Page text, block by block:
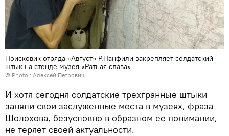
Поисковик отряда «Август» Р.Панфили закрепляет солдатский
штык на стенде музея «Ратная слава»
© Photo : Алексей Петрович
И хотя сегодня солдатские трехгранные штыки
заняли свои заслуженные места в музеях, фраза
Шолохова, безусловно в образном ее понимании,
не теряет своей актуальности.